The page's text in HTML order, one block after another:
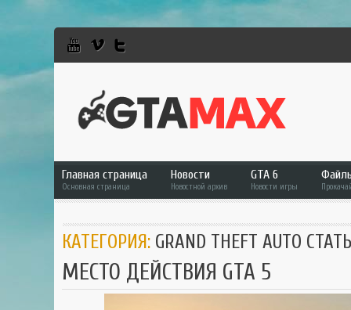
Главная страница
Основная страница
Новости
Новостной архив
GTA 6
GTA 5
GTA Online
RDR 2
GTA 6
Новости игры
GTA
GTA
КАТЕГОРИЯ: GRAND THEFT AUTO
МЕСТО ДЕЙСТВИЯ GTA 5